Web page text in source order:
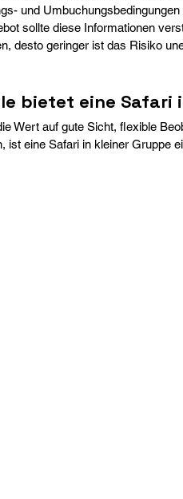
und Umbuchungsbedingungen
sollte diese Informationen
desto geringer ist das Risiko
bietet eine Safari
Wert auf gute Sicht, flexible
ist eine Safari in kleiner Gruppe